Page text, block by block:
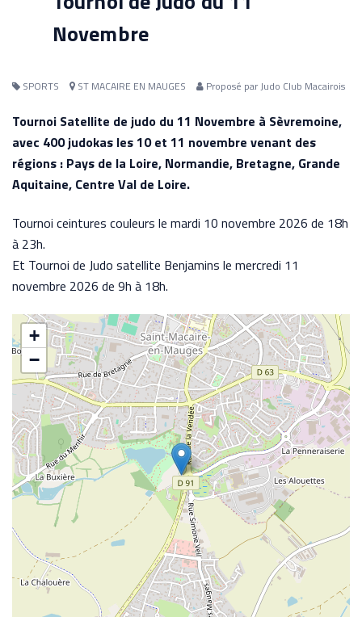
Novembre
SPORTS ST MACAIRE EN MAUGES Proposé par Judo Club Macairois
Tournoi Satellite de judo du 11 Novembre à Sèvremoine,
avec 400 judokas les 10 et 11 novembre venant des
régions : Pays de la Loire, Normandie, Bretagne, Grande
Aquitaine, Centre Val de Loire.
Tournoi ceintures couleurs le mardi 10 novembre 2026 de 18h
à 23h.
Et Tournoi de Judo satellite Benjamins le mercredi 11
novembre 2026 de 9h à 18h.
+
−